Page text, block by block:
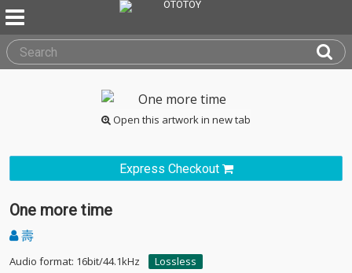
Open this artwork in new tab
Express Checkout
One more time
壽
Audio format: 16bit/44.1kHz
Lossless